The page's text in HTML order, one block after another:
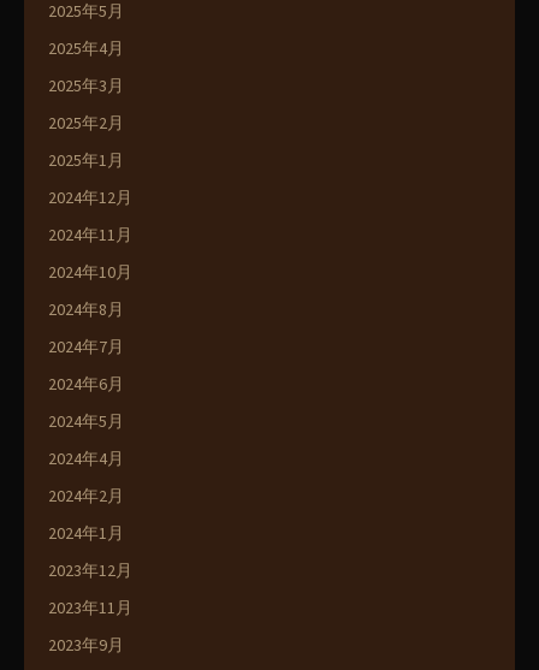
2025年5月
2025年4月
2025年3月
2025年2月
2025年1月
2024年12月
2024年11月
2024年10月
2024年8月
2024年7月
2024年6月
2024年5月
2024年4月
2024年2月
2024年1月
2023年12月
2023年11月
2023年9月